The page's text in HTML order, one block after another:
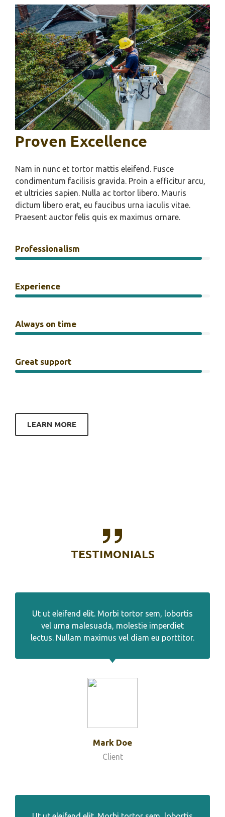
Proven Excellence
Nam in nunc et tortor mattis eleifend. Fusce
condimentum facilisis gravida. Proin a efficitur arcu,
et ultricies sapien. Nulla ac tortor libero. Mauris
dictum libero erat, eu faucibus urna iaculis vitae.
Praesent auctor felis quis ex maximus ornare.
Professionalism
Experience
Always on time
Great support
LEARN MORE
TESTIMONIALS
Ut ut eleifend elit. Morbi tortor sem, lobortis
vel urna malesuada, molestie imperdiet
lectus. Nullam maximus vel diam eu porttitor.
Mark Doe
Client